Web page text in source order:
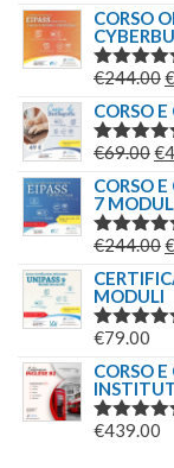
CORSO
€244.00€
CORSO
€69.00IL
€
CORSO
7
€244.00€
MODULI
€79.00
CORSO
€439.00